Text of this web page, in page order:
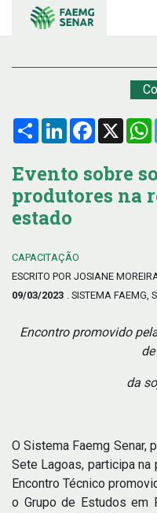
Compartilhar
LinkedInFacebook
X
Evento sobre
produtores na
estado
CAPACITAÇÃO
ESCRITO POR JOSIANE
09/03/2023 . SISTEMA FAEMG,
Encontro promovido
da
O Sistema Faemg Senar,
Sete Lagoas, participa
Encontro Técnico
o Grupo de Estudos em